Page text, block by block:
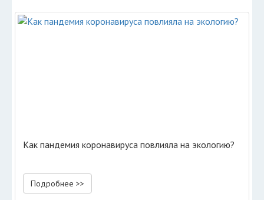
Как пандемия коронавируса повлияла на экологию?
Подробнее >>